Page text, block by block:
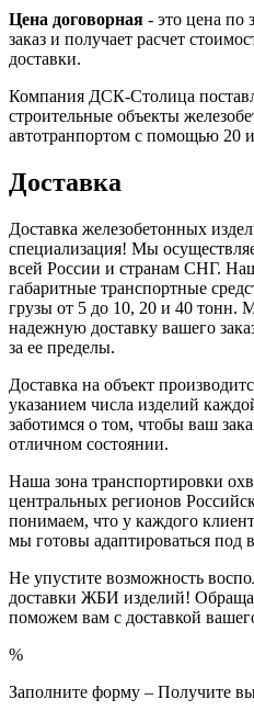
Цена договорная - это цена по
заказ и получает расчет
доставки.
Компания ДСК-Столица
строительные объекты
автотранпортом с помощью 20
Доставка
Доставка железобетонных
специализация! Мы
всей России и странам СНГ.
габаритные транспортные
грузы от 5 до 10, 20 и 40 тонн.
надежную доставку вашего
за ее пределы.
Доставка на объект
указанием числа изделий
заботимся о том, чтобы ваш
отличном состоянии.
Наша зона транспортировки
центральных регионов
понимаем, что у каждого
мы готовы адаптироваться под
Не упустите возможность
доставки ЖБИ изделий!
поможем вам с доставкой
%
Заполните форму – Получите